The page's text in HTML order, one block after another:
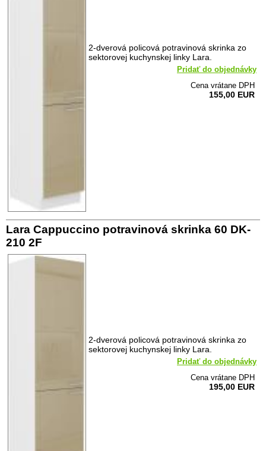
2-dverová policová potravinová skrinka zo
sektorovej kuchynskej linky Lara.
Pridať do objednávky
Cena vrátane DPH
155,00 EUR
Lara Cappuccino potravinová skrinka 60 DK-
210 2F
2-dverová policová potravinová skrinka zo
sektorovej kuchynskej linky Lara.
Pridať do objednávky
Cena vrátane DPH
195,00 EUR